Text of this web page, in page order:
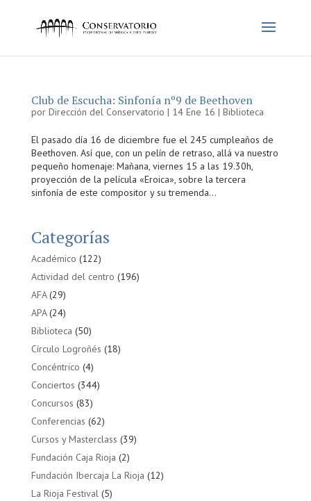
Club de Escucha: Sinfonía nº9 de Beethoven
por Dirección del Conservatorio | 14 Ene 16 | Biblioteca
El pasado día 16 de diciembre fue el 245 cumpleaños de
Beethoven. Así que, con un pelín de retraso, allá va nuestro
pequeño homenaje: Mañana, viernes 15 a las 19.30h,
proyección de la película «Eroica», sobre la tercera
sinfonía de este compositor y su tremenda...
Categorías
Académico (122)
Actividad del centro (196)
AFA(29)
APA(24)
Biblioteca (50)
Círculo Logroñés (18)
Concéntrico (4)
Conciertos (344)
Concursos (83)
Conferencias (62)
Cursos y Masterclass (39)
Fundación Caja Rioja (2)
Fundación Ibercaja La Rioja (12)
La Rioja Festival(5)